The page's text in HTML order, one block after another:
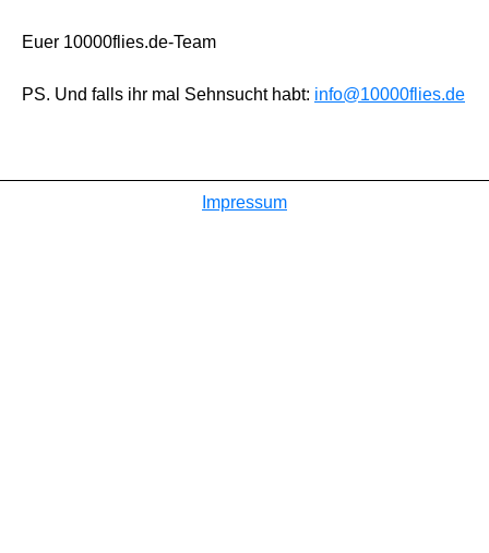
Euer 10000flies.de-Team
PS. Und falls ihr mal Sehnsucht habt: info@10000flies.de
Impressum